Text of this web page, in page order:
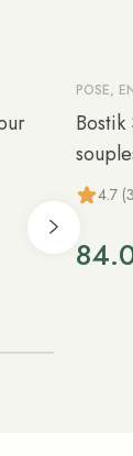
POSE,
Bostik
4.7